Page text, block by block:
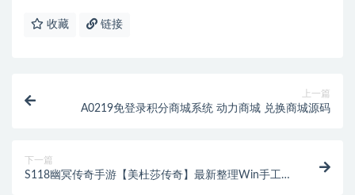
收藏 链接
上一篇
A0219免登录积分商城系统 动力商城 兑换商城源码
下一篇
S118幽冥传奇手游【美杜莎传奇】最新整理Win手工服